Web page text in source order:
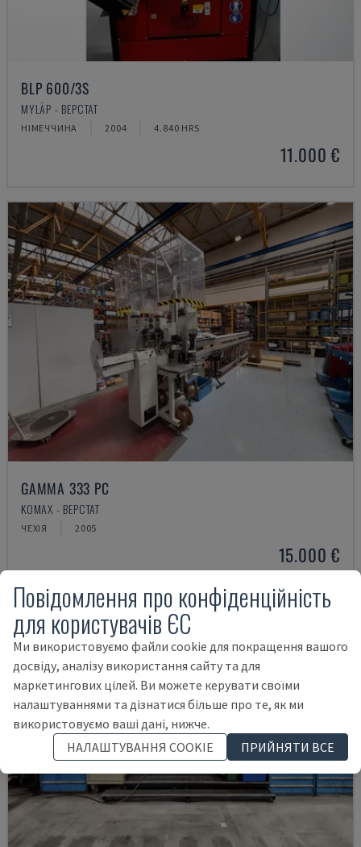
BLP 600/3S
MYLÄP - ВЕРСТАТ
НІМЕЧЧИНА 2004 4.840 HRS
11.000 €
GAMMA 333 PC
KOMAX - ВЕРСТАТ
ЧЕХІЯ 2005
15.000 €
Повідомлення про конфіденційність
для користувачів ЄС
Ми використовуємо файли cookie для покращення вашого
досвіду, аналізу використання сайту та для
маркетингових цілей. Ви можете керувати своїми
налаштуваннями та дізнатися більше про те, як ми
використовуємо ваші дані, нижче.
НАЛАШТУВАННЯ COOKIE
ПРИЙНЯТИ ВСЕ